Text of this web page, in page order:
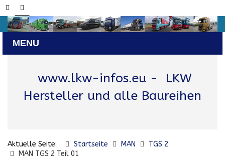
www.lkw-infos.eu- LKW
Hersteller und alle Baureihen
Aktuelle Seite: Startseite MAN
TGS 2
MAN TGS 2 Teil 01